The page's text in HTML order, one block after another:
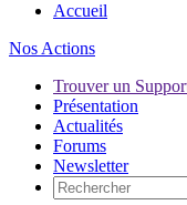
Accueil
Nos Actions
Trouver un
Présentation
Actualités
Forums
Newsletter